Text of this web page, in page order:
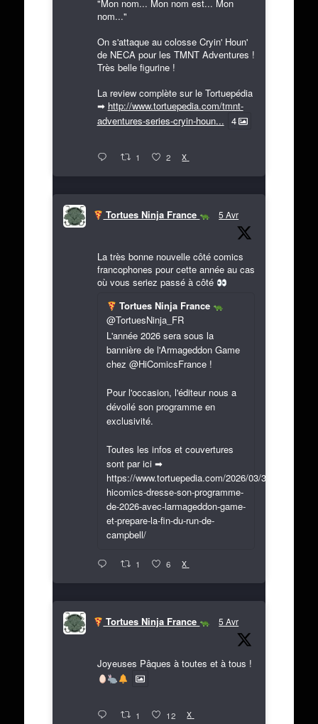
"Mon nom... Mon nom est... Mon
nom..."
On s'attaque au colosse Cryin' Houn'
de NECA pour les TMNT Adventures !
Très belle figurine !
La review complète sur le Tortuepédia
➡ http://www.tortuepedia.com/tmnt-
adventures-series-cryin-houn... 4
1 2 X
Tortues Ninja France 5 Avr
La très bonne nouvelle côté comics
francophones pour cette année au cas
où vous seriez passé à côté
Tortues Ninja France
@TortuesNinja_FR
L'année 2026 sera sous la
bannière de l'Armageddon Game
chez @HiComicsFrance !
Pour l'occasion, l'éditeur nous a
dévoilé son programme en
exclusivité.
Toutes les infos et couvertures
sont par ici ➡
https://www.tortuepedia.com/2026/03/31/exclusif-
hicomics-dresse-son-programme-
de-2026-avec-larmageddon-game-
et-prepare-la-fin-du-run-de-
campbell/
1 6 X
Tortues Ninja France 5 Avr
Joyeuses Pâques à toutes et à tous !
1 12 X